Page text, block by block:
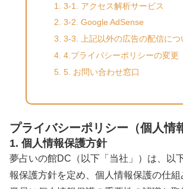
3-1. アクセス解析サービス
3-2. Google AdSense
3-3. 上記以外の広告の配信につ
4.プライバシーポリシーの変更
5. お問い合わせ窓口
プライバシーポリシー（個人情
1. 個人情報保護方針
夢占いの館DC（以下「当社」）は、以
報保護方針を定め、個人情報保護の仕